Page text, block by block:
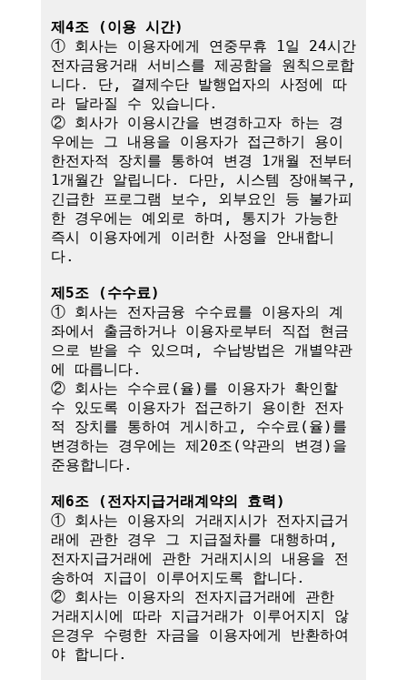
제4조 (이용 시간)
① 회사는 이용자에게 연중무휴 1일 24시간
전자금융거래 서비스를 제공함을 원칙으로합
니다. 단, 결제수단 발행업자의 사정에 따
라 달라질 수 있습니다.
② 회사가 이용시간을 변경하고자 하는 경
우에는 그 내용을 이용자가 접근하기 용이
한전자적 장치를 통하여 변경 1개월 전부터
1개월간 알립니다. 다만, 시스템 장애복구,
긴급한 프로그램 보수, 외부요인 등 불가피
한 경우에는 예외로 하며, 통지가 가능한
즉시 이용자에게 이러한 사정을 안내합니
다.
제5조 (수수료)
① 회사는 전자금융 수수료를 이용자의 계
좌에서 출금하거나 이용자로부터 직접 현금
으로 받을 수 있으며, 수납방법은 개별약관
에 따릅니다.
② 회사는 수수료(율)를 이용자가 확인할
수 있도록 이용자가 접근하기 용이한 전자
적 장치를 통하여 게시하고, 수수료(율)를
변경하는 경우에는 제20조(약관의 변경)을
준용합니다.
제6조 (전자지급거래계약의 효력)
① 회사는 이용자의 거래지시가 전자지급거
래에 관한 경우 그 지급절차를 대행하며,
전자지급거래에 관한 거래지시의 내용을 전
송하여 지급이 이루어지도록 합니다.
② 회사는 이용자의 전자지급거래에 관한
거래지시에 따라 지급거래가 이루어지지 않
은경우 수령한 자금을 이용자에게 반환하여
야 합니다.